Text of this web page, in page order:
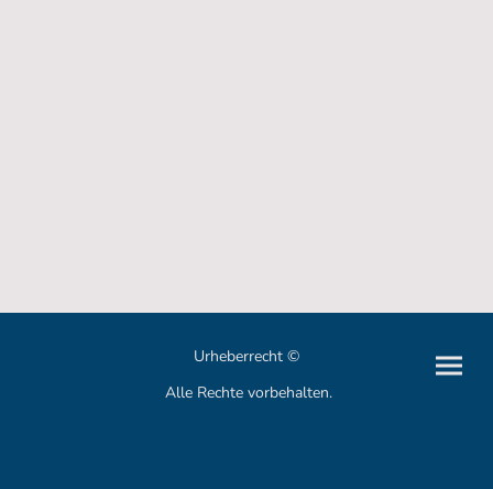
Urheberrecht ©
Alle Rechte vorbehalten.